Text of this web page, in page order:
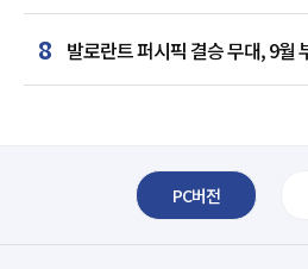
8 발로란트 퍼시픽 결승 무대, 9월
PC버전